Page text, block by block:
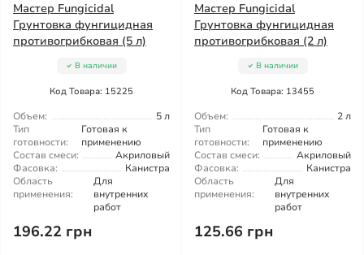
Мастер Fungicidal
Грунтовка фунгицидная
противогрибковая (5 л)
В наличии
Код Товара: 15225
Объем:
5 л
Тип
готовности:
Готовая к
применению
Состав смеси:
Акриловый
Фасовка:
Канистра
Область
применения:
Для
внутренних
работ
196.22 грн
Мастер Fungicidal
Грунтовка фунгицидная
противогрибковая (2 л)
В наличии
Код Товара: 13455
Объем:
2 л
Тип
готовности:
Готовая к
применению
Состав смеси:
Акриловый
Фасовка:
Канистра
Область
применения:
Для
внутренних
работ
125.66 грн